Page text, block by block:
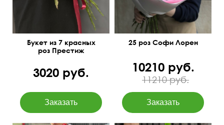
Букет из 7 красных
роз Престиж
3020 руб.
25 роз Софи Лорен
10210 руб.
11210 руб.